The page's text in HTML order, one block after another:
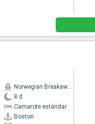
Norwegian Breakaway
8 d
Camarote estándar
Boston